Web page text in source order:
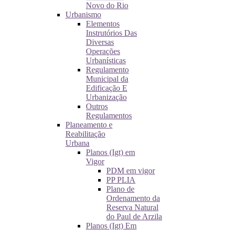
Novo do Rio
Urbanismo
Elementos
Instrutórios Das
Diversas
Operações
Urbanísticas
Regulamento
Municipal da
Edificação E
Urbanização
Outros
Regulamentos
Planeamento e
Reabilitação
Urbana
Planos (Igt) em
Vigor
PDM em vigor
PP PLIA
Plano de
Ordenamento da
Reserva Natural
do Paul de Arzila
Planos (Igt) Em